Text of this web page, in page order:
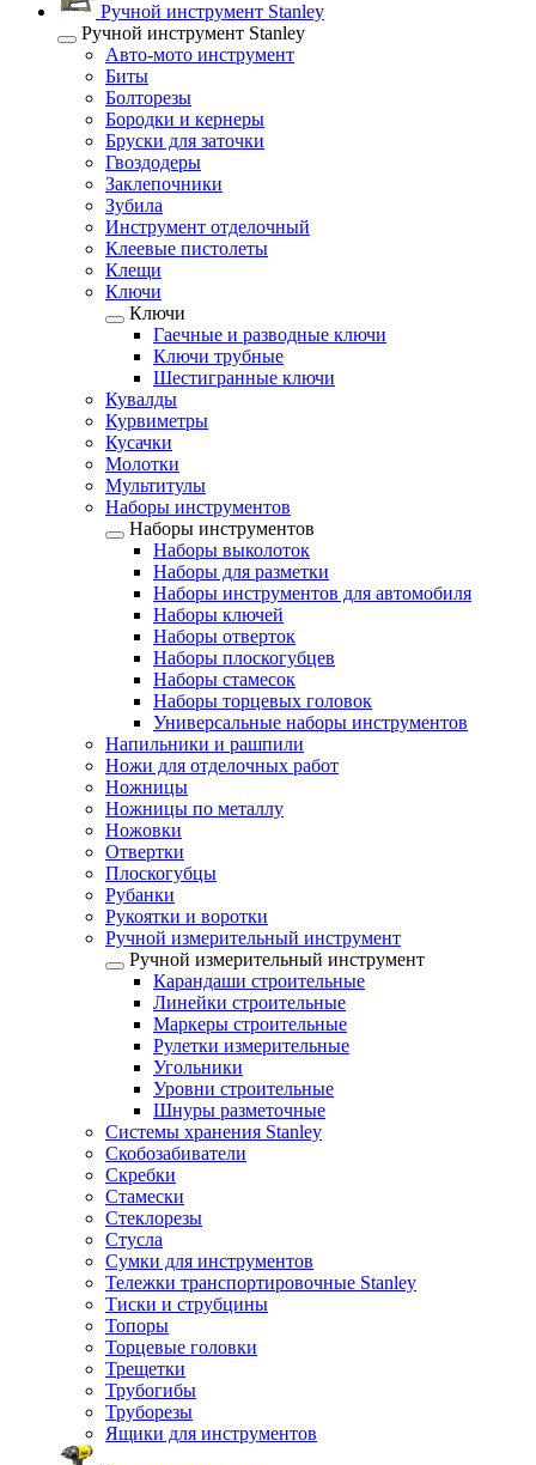
Ручной инструмент Stanley
Ручной инструмент Stanley
Авто-мото инструмент
Биты
Болторезы
Бородки и кернеры
Бруски для заточки
Гвоздодеры
Заклепочники
Зубила
Инструмент отделочный
Клеевые пистолеты
Клещи
Ключи
Ключи
Гаечные и разводные ключи
Ключи трубные
Шестигранные ключи
Кувалды
Курвиметры
Кусачки
Молотки
Мультитулы
Наборы инструментов
Наборы инструментов
Наборы выколоток
Наборы для разметки
Наборы инструментов для автомобиля
Наборы ключей
Наборы отверток
Наборы плоскогубцев
Наборы стамесок
Наборы торцевых головок
Универсальные наборы инструментов
Напильники и рашпили
Ножи для отделочных работ
Ножницы
Ножницы по металлу
Ножовки
Отвертки
Плоскогубцы
Рубанки
Рукоятки и воротки
Ручной измерительный инструмент
Ручной измерительный инструмент
Карандаши строительные
Линейки строительные
Маркеры строительные
Рулетки измерительные
Угольники
Уровни строительные
Шнуры разметочные
Системы хранения Stanley
Скобозабиватели
Скребки
Стамески
Стеклорезы
Стусла
Сумки для инструментов
Тележки транспортировочные Stanley
Тиски и струбцины
Топоры
Торцевые головки
Трещетки
Трубогибы
Труборезы
Ящики для инструментов